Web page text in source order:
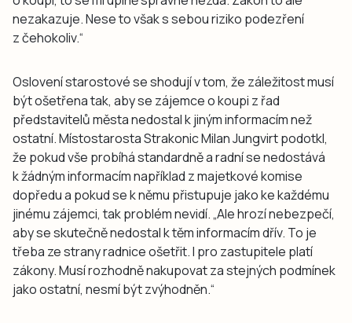
nezakazuje. Nese to však s sebou riziko podezření
z čehokoliv.“
Oslovení starostové se shodují v tom, že záležitost musí
být ošetřena tak, aby se zájemce o koupi z řad
představitelů města nedostal k jiným informacím než
ostatní. Místostarosta Strakonic Milan Jungvirt podotkl,
že pokud vše probíhá standardně a radní se nedostává
k žádným informacím například z majetkové komise
dopředu a pokud se k němu přistupuje jako ke každému
jinému zájemci, tak problém nevidí. „Ale hrozí nebezpečí,
aby se skutečně nedostal k těm informacím dřív. To je
třeba ze strany radnice ošetřit. I pro zastupitele platí
zákony. Musí rozhodně nakupovat za stejných podmínek
jako ostatní, nesmí být zvýhodněn.“